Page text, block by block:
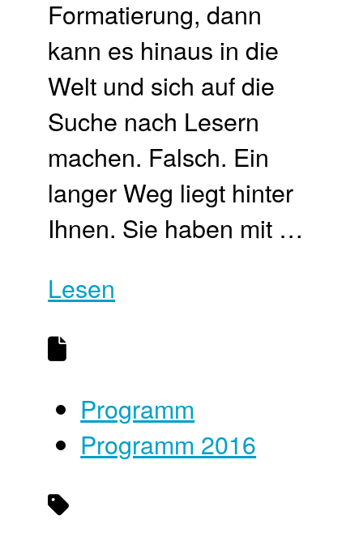
Formatierung, dann
kann es hinaus in die
Welt und sich auf die
Suche nach Lesern
machen. Falsch. Ein
langer Weg liegt hinter
Ihnen. Sie haben mit …
Lesen
Programm
Programm 2016